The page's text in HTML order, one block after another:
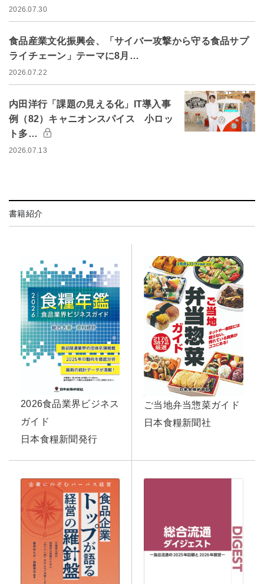
2026.07.30
食品産業文化振興会、「サイバー攻撃から守る食品サプ
ライチェーン」テーマに8月…
2026.07.22
内田洋行「課題の見える化」IT導入事
例（82）キャニオンスパイス 小ロッ
ト多…
2026.07.13
書籍紹介
2026食品業界ビジネス
ガイド
日本食糧新聞発行
ご当地弁当惣菜ガイド
日本食糧新聞社